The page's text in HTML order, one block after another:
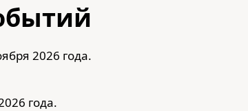
2026 года.
года.